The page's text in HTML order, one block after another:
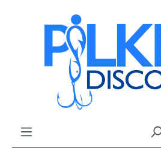
Zum Hauptinhalt springen